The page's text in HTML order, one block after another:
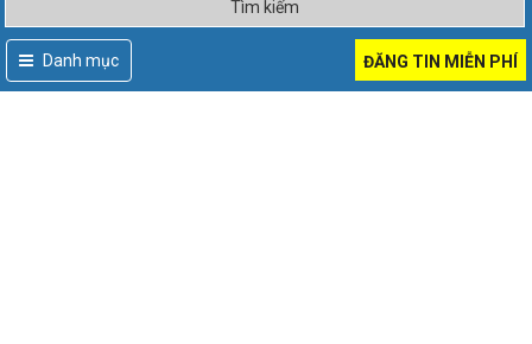
Tìm kiếm
Danh mục ĐĂNG TIN MIỄN PHÍ